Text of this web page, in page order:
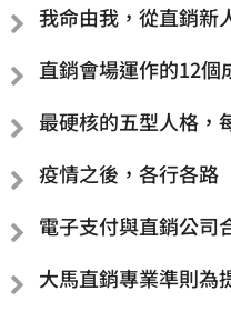
我命由我，從直銷新
直銷會場運作的12個
最硬核的五型人格，
疫情之後，各行各路
電子支付與直銷公司
大馬直銷專業準則為